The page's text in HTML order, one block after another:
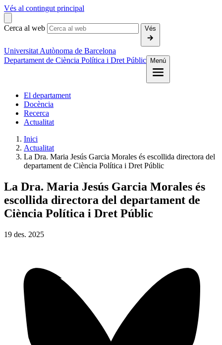
Vés al contingut principal
Cerca al web Vés
Universitat Autònoma de Barcelona
Departament de Ciència Política i Dret Públic
Menú
El departament
Docència
Recerca
Actualitat
Inici
Actualitat
La Dra. Maria Jesús Garcia Morales és escollida directora del
departament de Ciència Política i Dret Públic
La Dra. Maria Jesús Garcia Morales és
escollida directora del departament de
Ciència Política i Dret Públic
19 des. 2025